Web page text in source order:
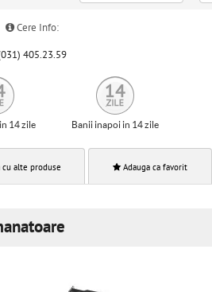
Cere Info:
405.23.59
14 zile Banii inapoi in 14 zile
cu alte produse Adauga ca favorit